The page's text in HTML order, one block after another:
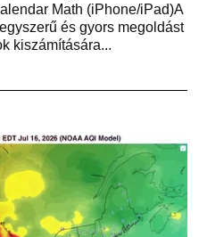
Math (iPhone/iPad)A
és gyors megoldást
kiszámítására...